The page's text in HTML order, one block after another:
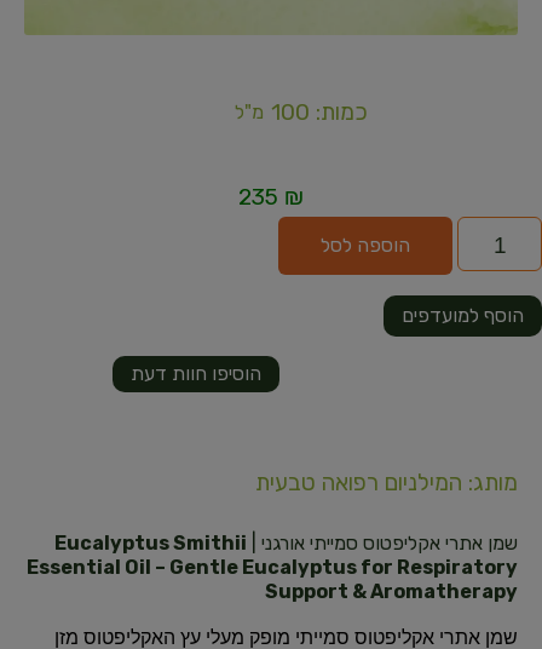
כמות: 100 מ"ל
235 ₪
הוספה לסל
הוסיפו חוות דעת
הוסף למועדפים
מותג: המילניום רפואה טבעית
שמן אתרי אקליפטוס סמייתי אורגני | Eucalyptus Smithii
Essential Oil – Gentle Eucalyptus for Respiratory
Support & Aromatherapy
שמן אתרי אקליפטוס סמייתי מופק מעלי עץ האקליפטוס מזן